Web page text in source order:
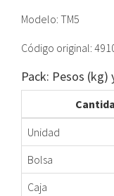
Modelo: TM5
Código original:
Pack: Pesos
Unidad
Bolsa
Caja